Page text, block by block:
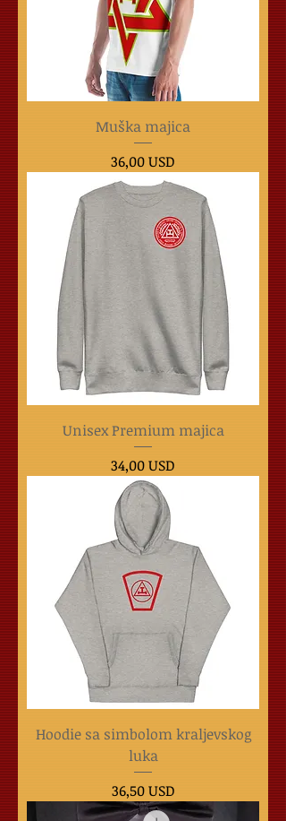
Muška majica
Cijena
36,00 USD
Unisex Premium majica
Cijena
34,00 USD
Hoodie sa simbolom kraljevskog
luka
Cijena
36,50 USD